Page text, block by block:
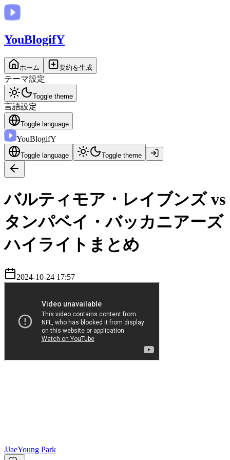
YouBlogifY
ホーム 要約を生成
テーマ設定
Toggle theme
言語設定
Toggle language
YouBlogifY
Toggle language Toggle theme
バルティモア・レイブンズ vs
タンパベイ・バッカニアーズ
ハイライトまとめ
2024-10-24 17:57
JJaeYoung Park